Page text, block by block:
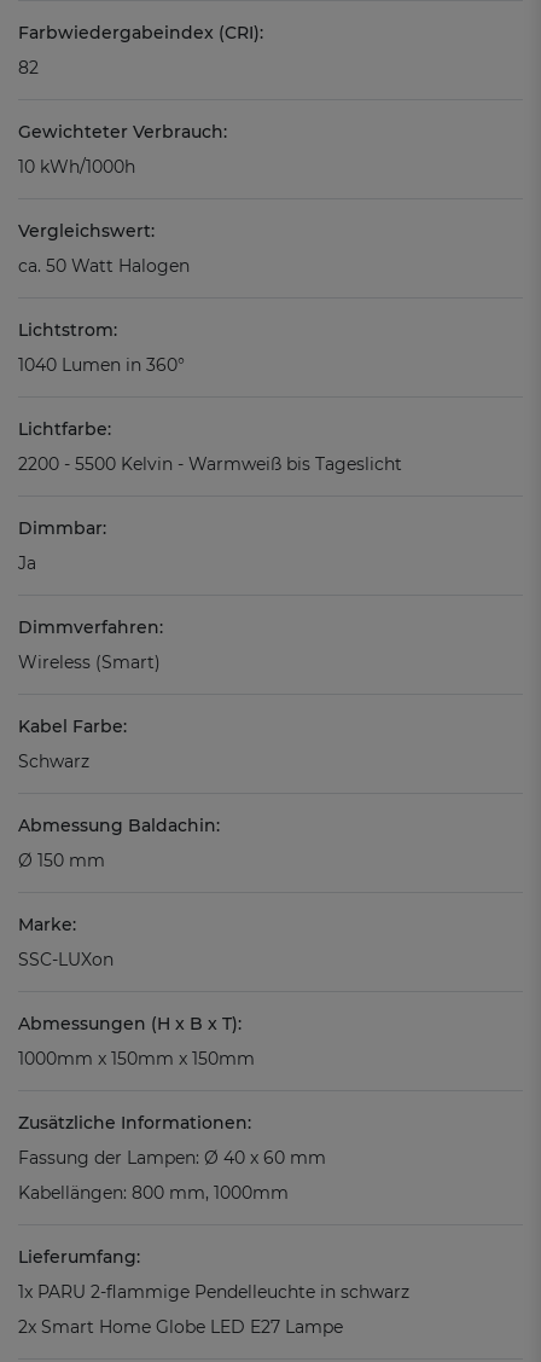
Farbwiedergabeindex (CRI):
82
Gewichteter Verbrauch:
10 kWh/1000h
Vergleichswert:
ca. 50 Watt Halogen
Lichtstrom:
1040 Lumen in 360°
Lichtfarbe:
2200 - 5500 Kelvin - Warmweiß bis Tageslicht
Dimmbar:
Ja
Dimmverfahren:
Wireless (Smart)
Kabel Farbe:
Schwarz
Abmessung Baldachin:
Ø 150 mm
Marke:
SSC-LUXon
Abmessungen (H x B x T):
1000mm x 150mm x 150mm
Zusätzliche Informationen:
Fassung der Lampen: Ø 40 x 60 mm
Kabellängen: 800 mm, 1000mm
Lieferumfang:
1x PARU 2-flammige Pendelleuchte in schwarz
2x Smart Home Globe LED E27 Lampe